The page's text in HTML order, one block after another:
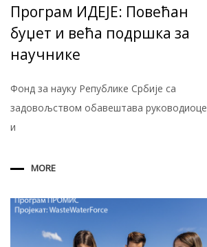
Програм ИДЕЈЕ: Повећан
буџет и већа подршка за
научнике
Фонд за науку Републике Србије са
задовољством обавештава руководиоце
и
MORE